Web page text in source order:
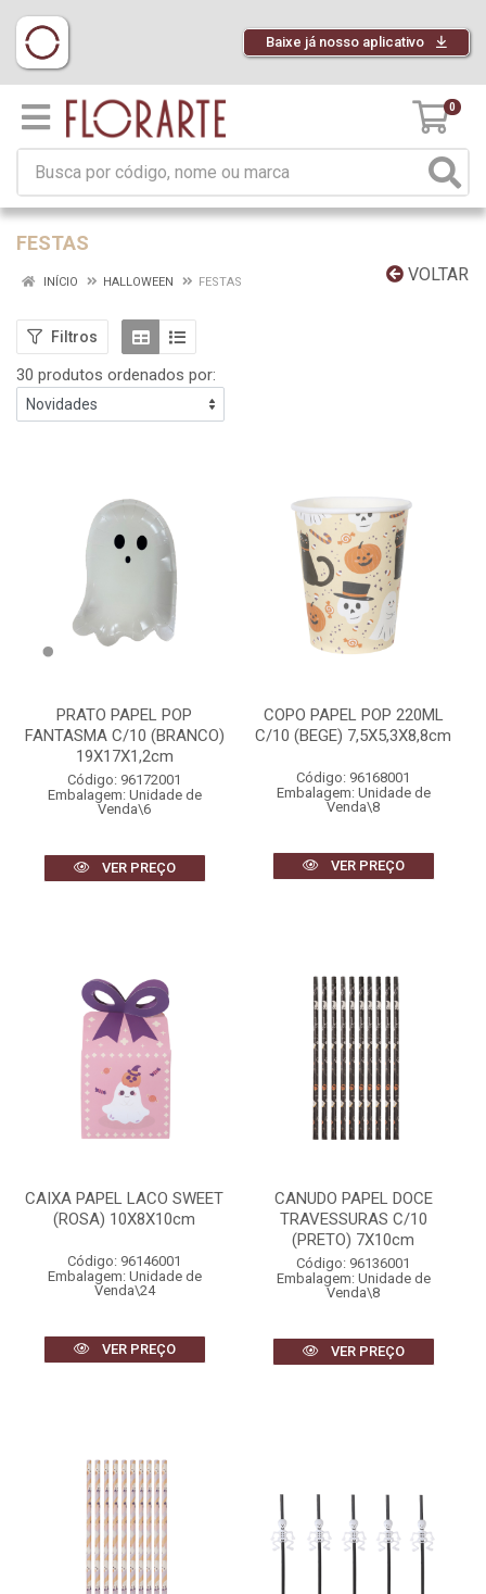
Baixe já nosso aplicativo
0
FESTAS
VOLTAR
INÍCIO HALLOWEEN FESTAS
Filtros
30 produtos ordenados por:
PRATO PAPEL POP
FANTASMA C/10 (BRANCO)
19X17X1,2cm
Código: 96172001
Embalagem: Unidade de
Venda\6
VER PREÇO
COPO PAPEL POP 220ML
C/10 (BEGE) 7,5X5,3X8,8cm
Código: 96168001
Embalagem: Unidade de
Venda\8
VER PREÇO
CAIXA PAPEL LACO SWEET
(ROSA) 10X8X10cm
Código: 96146001
Embalagem: Unidade de
Venda\24
VER PREÇO
CANUDO PAPEL DOCE
TRAVESSURAS C/10
(PRETO) 7X10cm
Código: 96136001
Embalagem: Unidade de
Venda\8
VER PREÇO